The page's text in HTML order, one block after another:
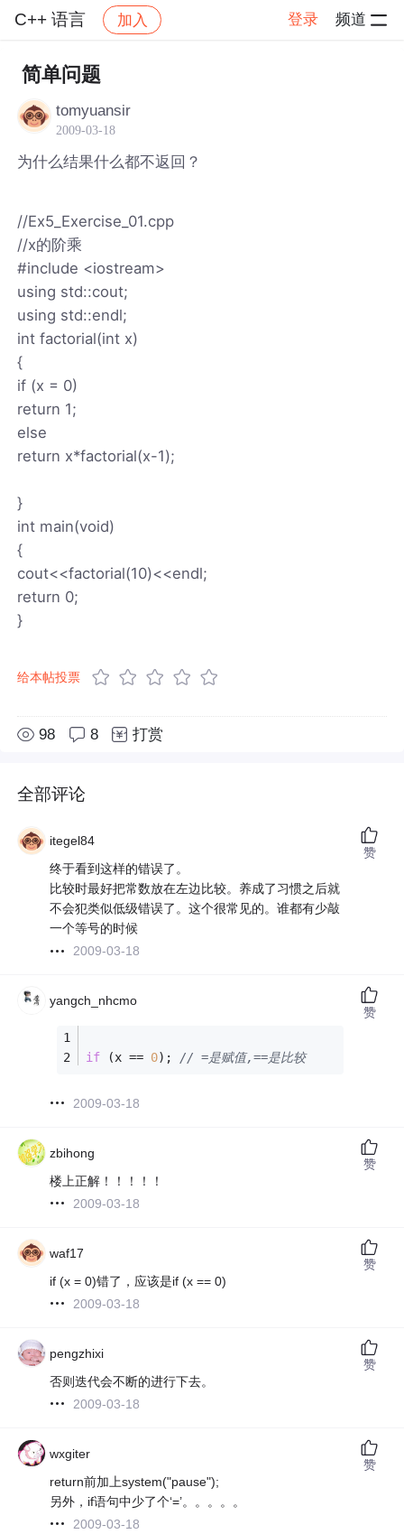
C++ 语言 加入 登录 频道
社区 C++ 语言
简单问题
tomyuansir
2009-03-18
为什么结果什么都不返回？
//Ex5_Exercise_01.cpp
//x的阶乘
#include <iostream>
using std::cout;
using std::endl;
int factorial(int x)
{
if (x = 0)
return 1;
else
return x*factorial(x-1);
}
int main(void)
{
cout<<factorial(10)<<endl;
return 0;
}
给本帖投票
98 8 打赏
全部评论
itegel84
终于看到这样的错误了。
比较时最好把常数放在左边比较。养成了习惯之后就
不会犯类似低级错误了。这个很常见的。谁都有少敲
一个等号的时候
2009-03-18
赞
yangch_nhcmo
if (x == 0); // =是赋值,==是比较
2009-03-18
赞
zbihong
楼上正解！！！！！
2009-03-18
赞
waf17
if (x = 0)错了，应该是if (x == 0)
2009-03-18
赞
pengzhixi
否则迭代会不断的进行下去。
2009-03-18
赞
wxgiter
return前加上system("pause");
另外，if语句中少了个‘=’。。。。。
2009-03-18
赞